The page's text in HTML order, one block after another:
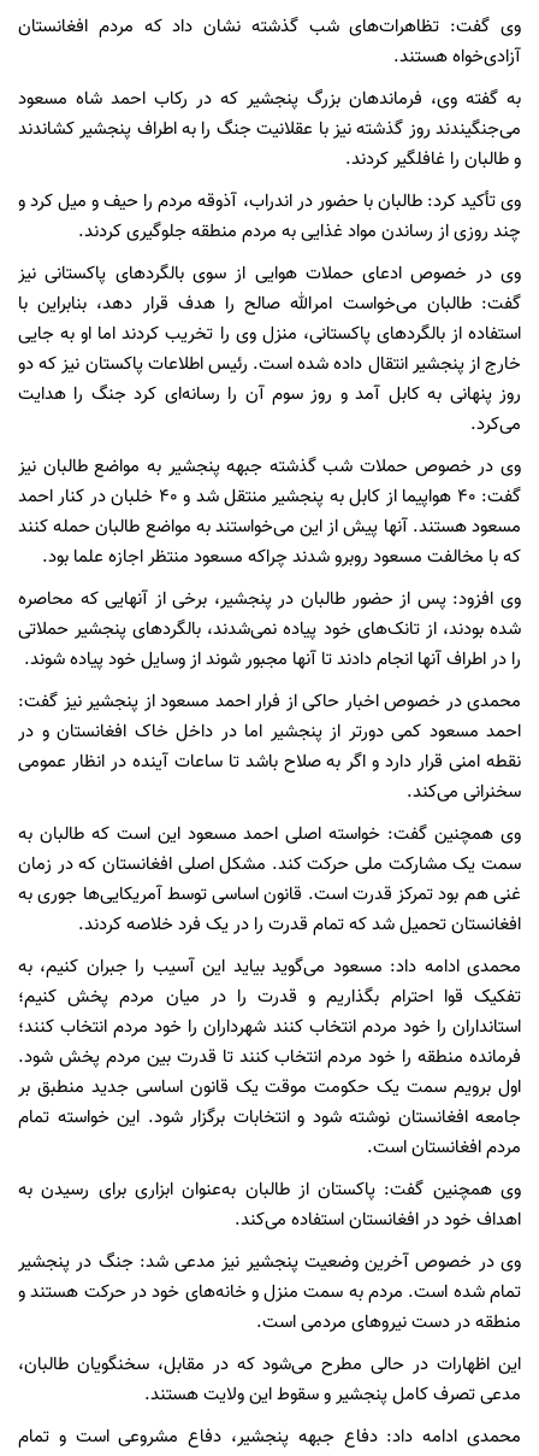
وی گفت: تظاهرات‌های شب گذشته نشان داد که مردم افغانستان
آزادی‌خواه هستند.
به گفته وی، فرماندهان بزرگ پنجشیر که در رکاب احمد شاه مسعود
می‌جنگیندند روز گذشته نیز با عقلانیت جنگ را به اطراف پنجشیر کشاندند
و طالبان را غافلگیر کردند.
وی تأکید کرد: طالبان با حضور در اندراب، آذوقه مردم را حیف و میل کرد و
چند روزی از رساندن مواد غذایی به مردم منطقه جلوگیری کردند.
وی در خصوص ادعای حملات هوایی از سوی بالگردهای پاکستانی نیز
گفت: طالبان می‌خواست امرالله صالح را هدف قرار دهد، بنابراین با
استفاده از بالگردهای پاکستانی، منزل وی را تخریب کردند اما او به جایی
خارج از پنجشیر انتقال داده شده است. رئیس اطلاعات پاکستان نیز که دو
روز پنهانی به کابل آمد و روز سوم آن را رسانه‌ای کرد جنگ را هدایت
می‌کرد.
وی در خصوص حملات شب گذشته جبهه پنجشیر به مواضع طالبان نیز
گفت: ۴۰ هواپیما از کابل به پنجشیر منتقل شد و ۴۰ خلبان در کنار احمد
مسعود هستند. آنها پیش از این می‌خواستند به مواضع طالبان حمله کنند
که با مخالفت مسعود روبرو شدند چراکه مسعود منتظر اجازه علما بود.
وی افزود: پس از حضور طالبان در پنجشیر، برخی از آنهایی که محاصره
شده بودند، از تانک‌های خود پیاده نمی‌شدند، بالگردهای پنجشیر حملاتی
را در اطراف آنها انجام دادند تا آنها مجبور شوند از وسایل خود پیاده شوند.
محمدی در خصوص اخبار حاکی از فرار احمد مسعود از پنجشیر نیز گفت:
احمد مسعود کمی دورتر از پنجشیر اما در داخل خاک افغانستان و در
نقطه امنی قرار دارد و اگر به صلاح باشد تا ساعات آینده در انظار عمومی
سخنرانی می‌کند.
وی همچنین گفت: خواسته اصلی احمد مسعود این است که طالبان به
سمت یک مشارکت ملی حرکت کند. مشکل اصلی افغانستان که در زمان
غنی هم بود تمرکز قدرت است. قانون اساسی توسط آمریکایی‌ها جوری به
افغانستان تحمیل شد که تمام قدرت را در یک فرد خلاصه کردند.
محمدی ادامه داد: مسعود می‌گوید بیاید این آسیب را جبران کنیم، به
تفکیک قوا احترام بگذاریم و قدرت را در میان مردم پخش کنیم؛
استانداران را خود مردم انتخاب کنند شهرداران را خود مردم انتخاب کنند؛
فرمانده منطقه را خود مردم انتخاب کنند تا قدرت بین مردم پخش شود.
اول برویم سمت یک حکومت موقت یک قانون اساسی جدید منطبق بر
جامعه افغانستان نوشته شود و انتخابات برگزار شود. این خواسته تمام
مردم افغانستان است.
وی همچنین گفت: پاکستان از طالبان به‌عنوان ابزاری برای رسیدن به
اهداف خود در افغانستان استفاده می‌کند.
وی در خصوص آخرین وضعیت پنجشیر نیز مدعی شد: جنگ در پنجشیر
تمام شده است. مردم به سمت منزل و خانه‌های خود در حرکت هستند و
منطقه در دست نیروهای مردمی است.
این اظهارات در حالی مطرح می‌شود که در مقابل، سخنگویان طالبان،
مدعی تصرف کامل پنجشیر و سقوط این ولایت هستند.
محمدی ادامه داد: دفاع جبهه پنجشیر، دفاع مشروعی است و تمام